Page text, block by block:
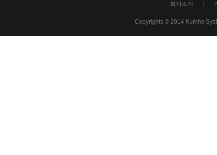
회사소개
Copyrights © 2014 Kumho